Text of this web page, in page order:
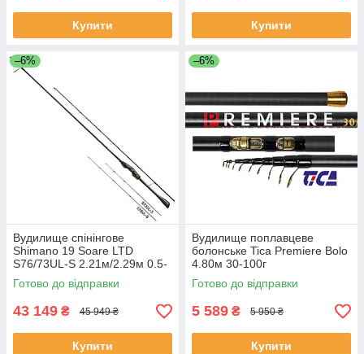
Купити Купити
–6%
Вудилище спінінгове
Shimano 19 Soare LTD
S76/73UL-S 2.21м/2.29м 0.5-
12
Готово до відправки
43 149 ₴ 45 949 ₴
Купити
–6%
Вудилище поплавцеве
болонське Tica Premiere Bolo
4.80м 30-100г
Готово до відправки
5 589 ₴ 5 950 ₴
Купити